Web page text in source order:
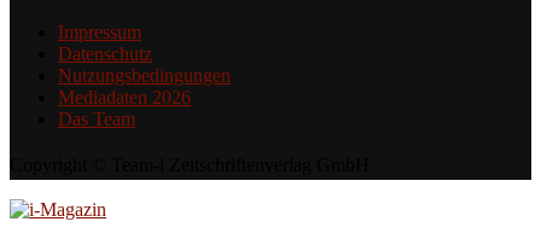
Impressum
Datenschutz
Nutzungsbedingungen
Mediadaten 2026
Das Team